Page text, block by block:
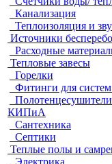
Канализация
Теплоизоляция и
Источники
Расходные
Тепловые завесы
Горелки
Фитинги для
Полотенцесушители
КИПиА
Сантехника
Септики
Теплые полы и
Электрика